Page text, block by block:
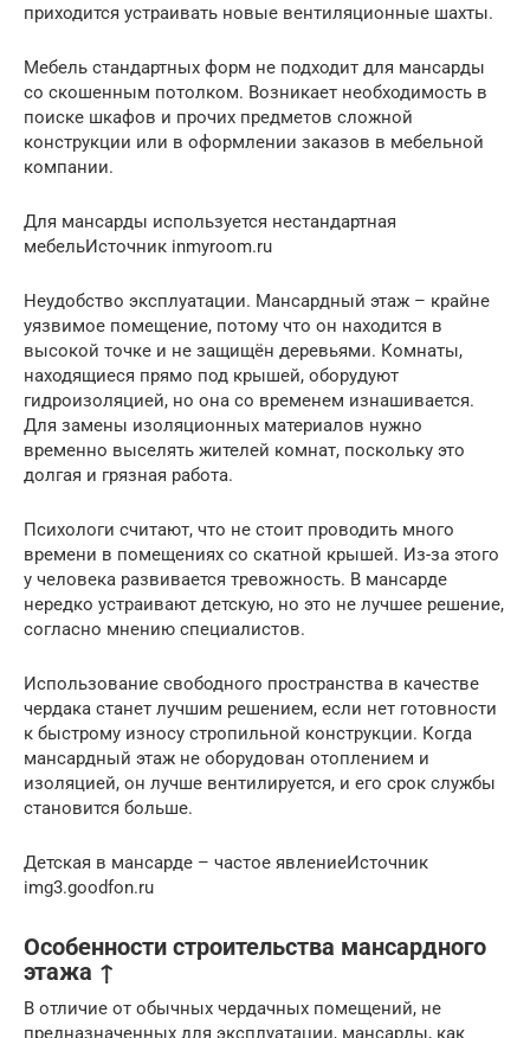
приходится устраивать новые вентиляционные шахты.
Мебель стандартных форм не подходит для мансарды
со скошенным потолком. Возникает необходимость в
поиске шкафов и прочих предметов сложной
конструкции или в оформлении заказов в мебельной
компании.
Для мансарды используется нестандартная
мебельИсточник inmyroom.ru
Неудобство эксплуатации. Мансардный этаж – крайне
уязвимое помещение, потому что он находится в
высокой точке и не защищён деревьями. Комнаты,
находящиеся прямо под крышей, оборудуют
гидроизоляцией, но она со временем изнашивается.
Для замены изоляционных материалов нужно
временно выселять жителей комнат, поскольку это
долгая и грязная работа.
Психологи считают, что не стоит проводить много
времени в помещениях со скатной крышей. Из-за этого
у человека развивается тревожность. В мансарде
нередко устраивают детскую, но это не лучшее решение,
согласно мнению специалистов.
Использование свободного пространства в качестве
чердака станет лучшим решением, если нет готовности
к быстрому износу стропильной конструкции. Когда
мансардный этаж не оборудован отоплением и
изоляцией, он лучше вентилируется, и его срок службы
становится больше.
Детская в мансарде – частое явлениеИсточник
img3.goodfon.ru
Особенности строительства мансардного
этажа ↑
В отличие от обычных чердачных помещений, не
предназначенных для эксплуатации, мансарды, как